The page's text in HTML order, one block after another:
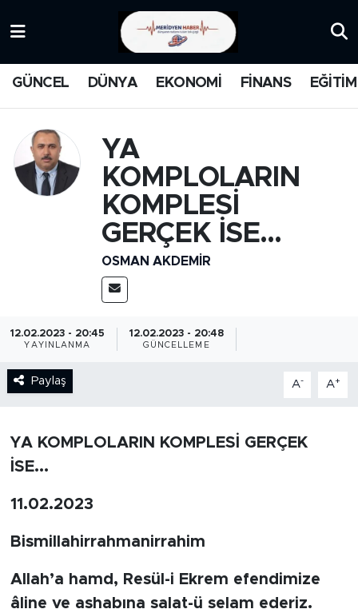
GÜNCEL DÜNYA EKONOMİ FİNANS EĞİTİM
YA
KOMPLOLARIN
KOMPLESİ
GERÇEK İSE...
OSMAN AKDEMIR
12.02.2023 - 20:45
YAYINLANMA
12.02.2023 - 20:48
GÜNCELLEME
Paylaş A- A+
YA KOMPLOLARIN KOMPLESİ GERÇEK
İSE...
11.02.2023
Bismillahirrahmanirrahim
Allah’a hamd, Resül-i Ekrem efendimize
âline ve ashabına salat-ü selam ederiz.
MANŞET
MEDYA
GÜNCEL
KARİKATÜR
BİLİM-TEKNOLOJİ
ANALİZ
NOSTALJİ
KULİS
YAZARLAR
İstanbul Namaz Vakitleri
Trafik Durumu
Süper Lig Puan Durumu ve Fikstür
Tüm Manşetler
Son Dakika Haberleri
Haber Arşivi